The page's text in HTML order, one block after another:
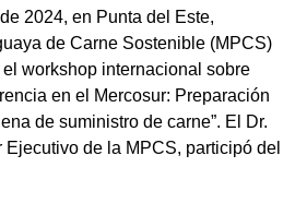
2024, en Punta del Este,
de Carne Sostenible (MPCS)
workshop internacional sobre
en el Mercosur: Preparación
de suministro de carne”. El Dr.
de la MPCS, participó del